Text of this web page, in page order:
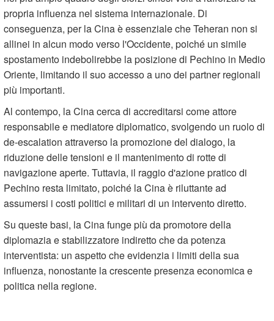
propria influenza nel sistema internazionale. Di
conseguenza, per la Cina è essenziale che Teheran non si
allinei in alcun modo verso l'Occidente, poiché un simile
spostamento indebolirebbe la posizione di Pechino in Medio
Oriente, limitando il suo accesso a uno dei partner regionali
più importanti.
Al contempo, la Cina cerca di accreditarsi come attore
responsabile e mediatore diplomatico, svolgendo un ruolo di
de-escalation attraverso la promozione del dialogo, la
riduzione delle tensioni e il mantenimento di rotte di
navigazione aperte. Tuttavia, il raggio d'azione pratico di
Pechino resta limitato, poiché la Cina è riluttante ad
assumersi i costi politici e militari di un intervento diretto.
Su queste basi, la Cina funge più da promotore della
diplomazia e stabilizzatore indiretto che da potenza
interventista: un aspetto che evidenzia i limiti della sua
influenza, nonostante la crescente presenza economica e
politica nella regione.